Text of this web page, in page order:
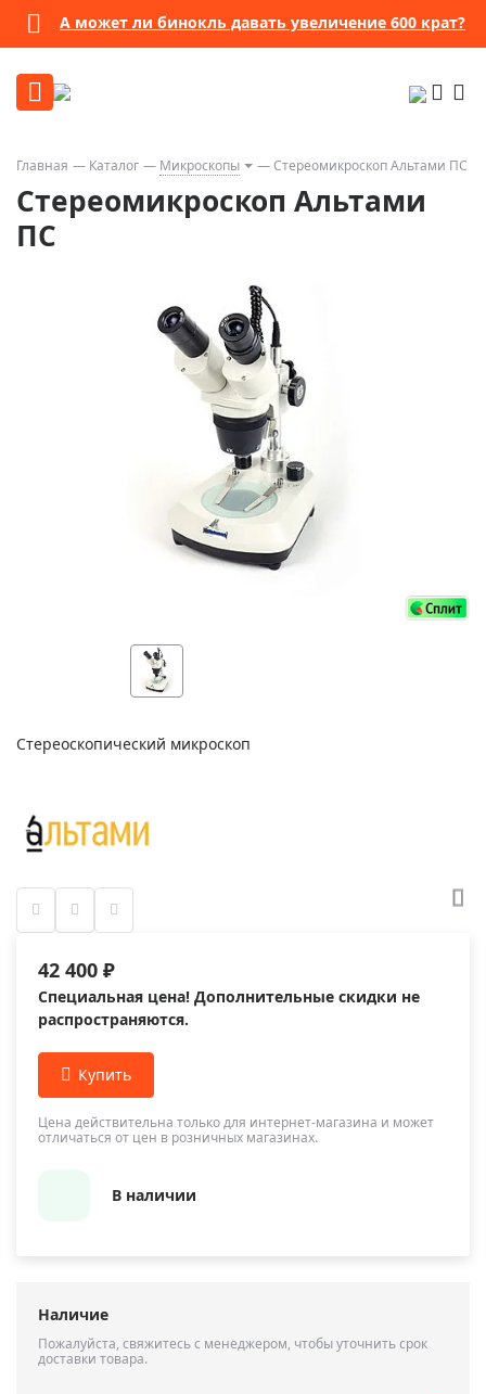
А может ли бинокль давать увеличение 600 крат?
Главная Каталог Микроскопы Стереомикроскоп Альтами ПС
Стереомикроскоп Альтами
ПС
Стереоскопический микроскоп
42 400 ₽
Специальная цена! Дополнительные скидки не
распространяются.
Цена действительна только для интернет-магазина и может
отличаться от цен в розничных магазинах.
В наличии
Наличие
Пожалуйста, свяжитесь с менеджером, чтобы уточнить срок
доставки товара.